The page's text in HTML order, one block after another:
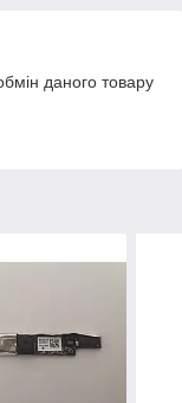
даного товару